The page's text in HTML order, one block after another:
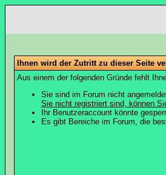
Ihnen wird der Zutritt zu dieser Seite
Aus einem der folgenden Gründe fehlt
Sie sind im Forum nicht
Sie nicht registriert sind, können
Ihr Benutzeraccount könnte
Es gibt Bereiche im Forum, die